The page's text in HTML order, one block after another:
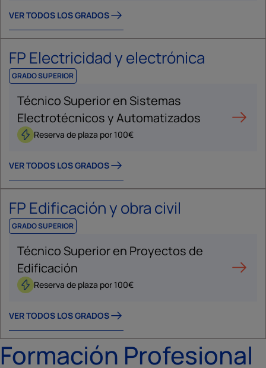
VER TODOS LOS GRADOS
FP Electricidad y electrónica
GRADO SUPERIOR
Técnico Superior en Sistemas
Electrotécnicos y Automatizados
Reserva de plaza por 100€
VER TODOS LOS GRADOS
FP Edificación y obra civil
GRADO SUPERIOR
Técnico Superior en Proyectos de
Edificación
Reserva de plaza por 100€
VER TODOS LOS GRADOS
Formación Profesional